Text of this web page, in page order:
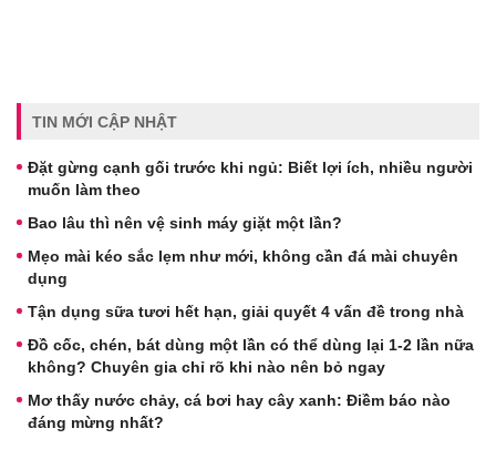
TIN MỚI CẬP NHẬT
Đặt gừng cạnh gối trước khi ngủ: Biết lợi ích, nhiều người
muốn làm theo
Bao lâu thì nên vệ sinh máy giặt một lần?
Mẹo mài kéo sắc lẹm như mới, không cần đá mài chuyên
dụng
Tận dụng sữa tươi hết hạn, giải quyết 4 vấn đề trong nhà
Đồ cốc, chén, bát dùng một lần có thể dùng lại 1-2 lần nữa
không? Chuyên gia chỉ rõ khi nào nên bỏ ngay
Mơ thấy nước chảy, cá bơi hay cây xanh: Điềm báo nào
đáng mừng nhất?